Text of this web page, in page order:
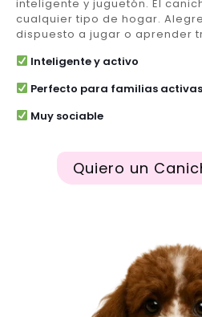
inteligente y juguetón. El
cualquier tipo de hogar.
dispuesto a jugar o aprender
Inteligente y activo
Perfecto para familias activas
Muy sociable
Quiero un